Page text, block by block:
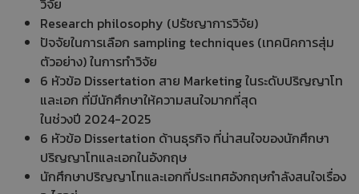
Research philosophy (ปรัชญาการวิจัย)
ปัจจัยในการเลือก sampling techniques (เทคนิคการสุ่ม
ตัวอย่าง) ในการทำวิจัย
6 หัวข้อ Dissertation สาย Marketing ในระดับปริญญาโท
และเอก ที่มีนักศึกษาให้ความสนใจมากที่สุด
ในช่วงปี 2024-2025
6 หัวข้อ Dissertation ด้านธุรกิจ ที่น่าสนใจของนักศึกษา
ปริญญาโทและเอกในอังกฤษ
นักศึกษาปริญญาโทและเอกที่ประเทศอังกฤษกำลังสนใจเรื่อง